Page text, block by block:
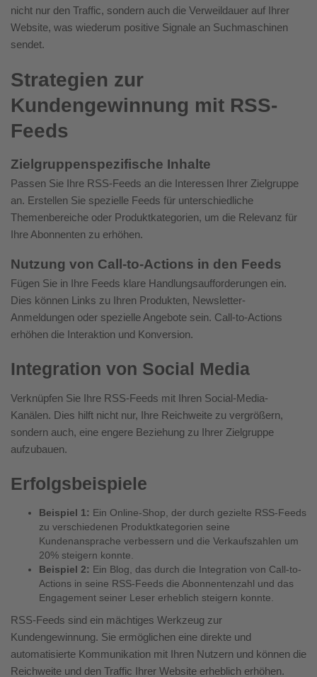
nicht nur den Traffic, sondern auch die Verweildauer auf Ihrer
Website, was wiederum positive Signale an Suchmaschinen
sendet.
Strategien zur
Kundengewinnung mit RSS-
Feeds
Zielgruppenspezifische Inhalte
Passen Sie Ihre RSS-Feeds an die Interessen Ihrer Zielgruppe
an. Erstellen Sie spezielle Feeds für unterschiedliche
Themenbereiche oder Produktkategorien, um die Relevanz für
Ihre Abonnenten zu erhöhen.
Nutzung von Call-to-Actions in den Feeds
Fügen Sie in Ihre Feeds klare Handlungsaufforderungen ein.
Dies können Links zu Ihren Produkten, Newsletter-
Anmeldungen oder spezielle Angebote sein. Call-to-Actions
erhöhen die Interaktion und Konversion.
Integration von Social Media
Verknüpfen Sie Ihre RSS-Feeds mit Ihren Social-Media-
Kanälen. Dies hilft nicht nur, Ihre Reichweite zu vergrößern,
sondern auch, eine engere Beziehung zu Ihrer Zielgruppe
aufzubauen.
Erfolgsbeispiele
Beispiel 1: Ein Online-Shop, der durch gezielte RSS-Feeds
zu verschiedenen Produktkategorien seine
Kundenansprache verbessern und die Verkaufszahlen um
20% steigern konnte.
Beispiel 2: Ein Blog, das durch die Integration von Call-to-
Actions in seine RSS-Feeds die Abonnentenzahl und das
Engagement seiner Leser erheblich steigern konnte.
RSS-Feeds sind ein mächtiges Werkzeug zur
Kundengewinnung. Sie ermöglichen eine direkte und
automatisierte Kommunikation mit Ihren Nutzern und können die
Reichweite und den Traffic Ihrer Website erheblich erhöhen.